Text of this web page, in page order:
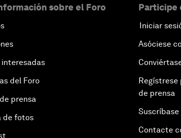
sobre el Foro
interesadas
del Foro
prensa
de fotos
Participe
Iniciar
Asóciese
de prensa
Contacte